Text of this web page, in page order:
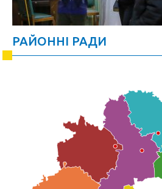
РАЙОННІ РАДИ